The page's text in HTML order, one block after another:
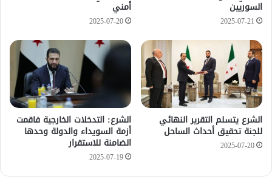
السوريين
2025-07-21
أمني
2025-07-20
الشرع يتسلم التقرير النهائي
للجنة تحقيق أحداث الساحل
2025-07-20
الشرع: التدخلات الخارجية فاقمت
أزمة السويداء والدولة وحدها
الضامنة للاستقرار
2025-07-19